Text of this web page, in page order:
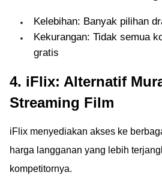
Kelebihan: Banyak pilihan
Kekurangan: Tidak semua
gratis
4. iFlix: Alternatif
Streaming Film
iFlix menyediakan akses ke
harga langganan yang lebih
kompetitornya.